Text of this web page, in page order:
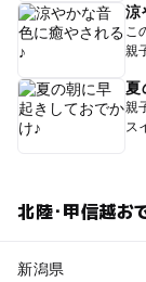
涼
こ
親
夏
親
ス
北陸･甲信越お
新潟県